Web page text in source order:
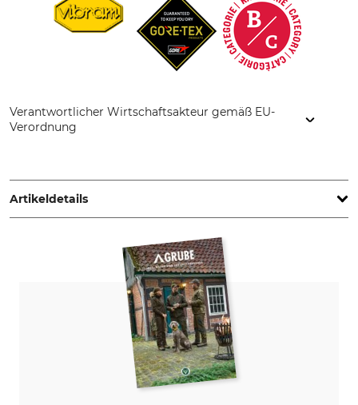
Verantwortlicher Wirtschaftsakteur gemäß EU-
Verordnung
Sweden, www.hanwag.com
Artikeldetails
Schafthöhe
16 cm
Modellbezeichnung
Alaska Wide GTX
Eigenschaften
Gore-Tex-Futter
Vibram-Sohle